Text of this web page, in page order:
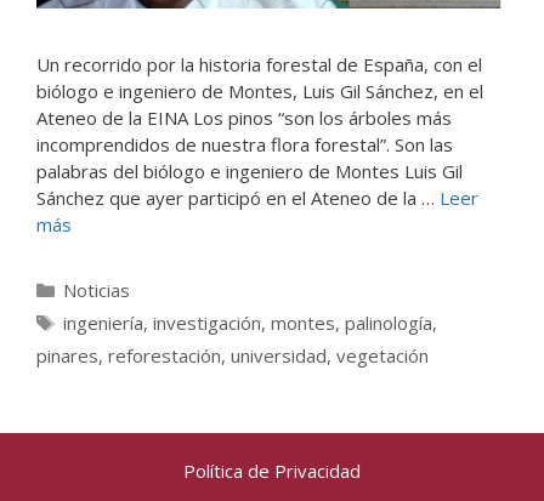
Un recorrido por la historia forestal de España, con el
biólogo e ingeniero de Montes, Luis Gil Sánchez, en el
Ateneo de la EINA Los pinos “son los árboles más
incomprendidos de nuestra flora forestal”. Son las
palabras del biólogo e ingeniero de Montes Luis Gil
Sánchez que ayer participó en el Ateneo de la … Leer
más
Categorías
Noticias
Etiquetas
ingeniería, investigación, montes, palinología,
pinares, reforestación, universidad, vegetación
Política de Privacidad